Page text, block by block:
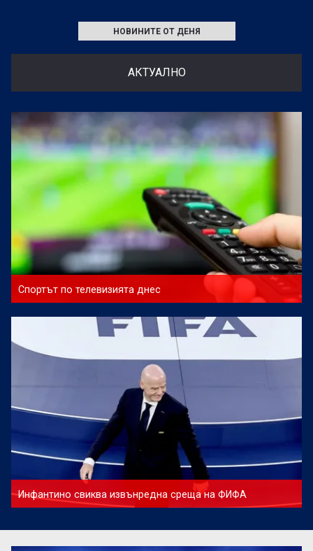
НОВИНИТЕ ОТ ДЕНЯ
АКТУАЛНО
Спортът по телевизията днес
Инфантино свиква извънредна среща на ФИФА